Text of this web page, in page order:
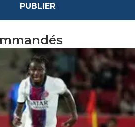
PUBLIER